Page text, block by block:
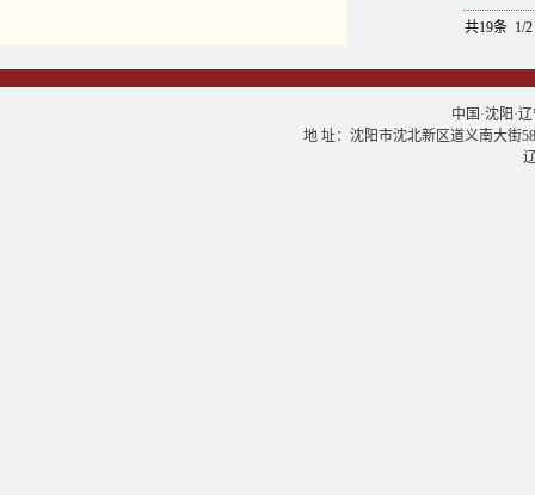
共19条 1/
中国·沈阳·
地 址：沈阳市沈北新区道义南大街